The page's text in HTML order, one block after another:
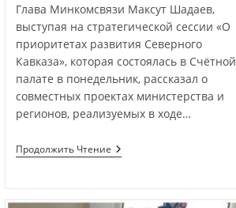
Глава Минкомсвязи Максут Шадаев,
выступая на стратегической сессии «О
приоритетах развития Северного
Кавказа», которая состоялась в Счётной
палате в понедельник, рассказал о
совместных проектах министерства и
регионов, реализуемых в ходе…
Продолжить Чтение